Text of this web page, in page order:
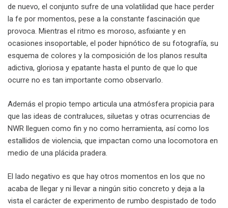
de nuevo, el conjunto sufre de una volatilidad que hace perder
la fe por momentos, pese a la constante fascinación que
provoca. Mientras el ritmo es moroso, asfixiante y en
ocasiones insoportable, el poder hipnótico de su fotografía, su
esquema de colores y la composición de los planos resulta
adictiva, gloriosa y epatante hasta el punto de que lo que
ocurre no es tan importante como observarlo.
Además el propio tempo articula una atmósfera propicia para
que las ideas de contraluces, siluetas y otras ocurrencias de
NWR lleguen como fin y no como herramienta, así como los
estallidos de violencia, que impactan como una locomotora en
medio de una plácida pradera.
El lado negativo es que hay otros momentos en los que no
acaba de llegar y ni llevar a ningún sitio concreto y deja a la
vista el carácter de experimento de rumbo despistado de todo